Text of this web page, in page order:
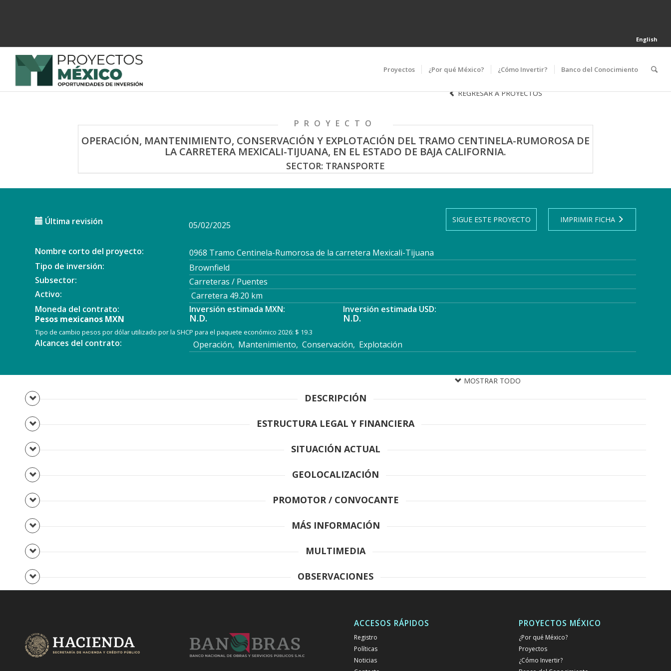
English
Proyectos ¿Por qué México? ¿Cómo Invertir? Banco del Conocimiento
REGRESAR A PROYECTOS
PROYECTO
OPERACIÓN, MANTENIMIENTO, CONSERVACIÓN Y EXPLOTACIÓN DEL TRAMO CENTINELA-RUMOROSA DE
LA CARRETERA MEXICALI-TIJUANA, EN EL ESTADO DE BAJA CALIFORNIA.
SECTOR: TRANSPORTE
Última revisión 05/02/2025
SIGUE ESTE PROYECTO IMPRIMIR FICHA
Nombre corto del proyecto:
0968 Tramo Centinela-Rumorosa de la carretera Mexicali-Tijuana
Tipo de inversión:
Brownfield
Subsector:
Carreteras / Puentes
Activo:
Carretera 49.20 km
Moneda del contrato:
Pesos mexicanos MXN
Inversión estimada MXN:
N.D.
Inversión estimada USD:
N.D.
Tipo de cambio pesos por dólar utilizado por la SHCP para el paquete económico 2026: $ 19.3
Alcances del contrato: Operación, Mantenimiento, Conservación, Explotación
MOSTRAR TODO
DESCRIPCIÓN
ESTRUCTURA LEGAL Y FINANCIERA
SITUACIÓN ACTUAL
GEOLOCALIZACIÓN
PROMOTOR / CONVOCANTE
MÁS INFORMACIÓN
MULTIMEDIA
OBSERVACIONES
ACCESOS RÁPIDOS
Registro
Políticas
Noticias
PROYECTOS MÉXICO
¿Por qué México?
Proyectos
¿Cómo Invertir?